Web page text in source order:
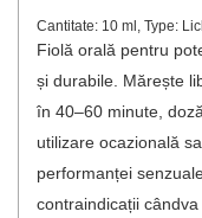
Cantitate: 10 ml, Type:
Fiolă orală pentru
și durabile. Mărește
în 40–60 minute,
utilizare ocazională
performanței
contraindicații